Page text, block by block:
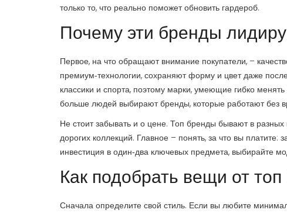
только то, что реально поможет обновить гардероб.
Почему эти бренды
Первое, на что обращают внимание покупатели, –
премиум‑технологии, сохраняют форму и цвет даже
классики и спорта, поэтому марки, умеющие гибко
больше людей выбирают бренды, которые работают без
Не стоит забывать и о цене. Топ бренды бывают в
дорогих коллекций. Главное – понять, за что вы
инвестиция в один‑два ключевых предмета, выбирайте
Как подобрать вещи от
Сначала определите свой стиль. Если вы любите